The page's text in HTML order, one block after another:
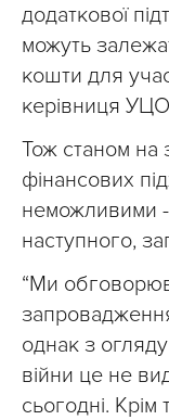
додаткової
можуть
кошти для
керівниця
Тож станом на
фінансових
неможливими -
наступного,
“Ми
однак з
війни це не
сьогодні.